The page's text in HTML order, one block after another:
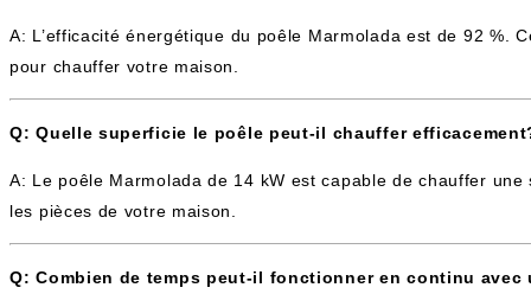
A: L’efficacité énergétique du poêle Marmolada est de 92 %.
pour chauffer votre maison.
Q: Quelle superficie le poêle peut-il chauffer
A: Le poêle Marmolada de 14 kW est capable de chauffer
les pièces de votre maison.
Q: Combien de temps peut-il fonctionner en continu avec